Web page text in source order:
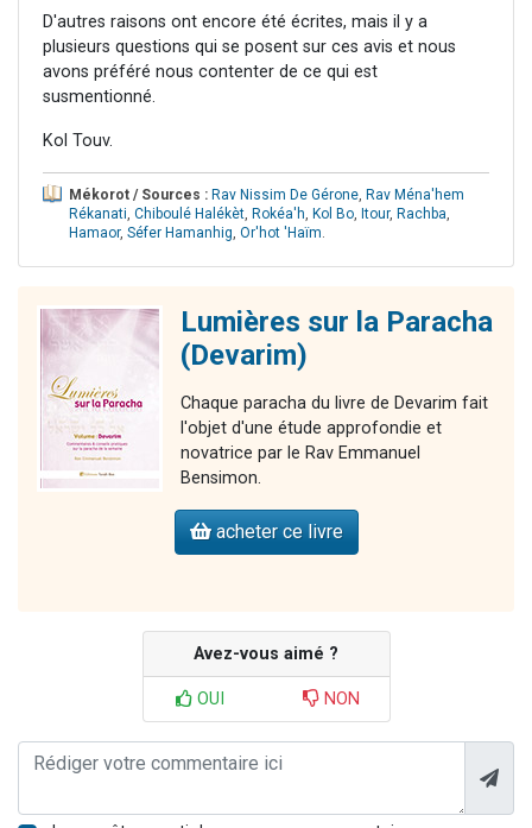
D'autres raisons ont encore été écrites, mais il y a
plusieurs questions qui se posent sur ces avis et nous
avons préféré nous contenter de ce qui est
susmentionné.
Kol Touv.
Mékorot / Sources : Rav Nissim De Gérone, Rav Ména'hem
Rékanati, Chiboulé Halékèt, Rokéa'h, Kol Bo, Itour, Rachba,
Hamaor, Séfer Hamanhig, Or'hot 'Haïm.
Lumières sur la Paracha
(Devarim)
Chaque paracha du livre de Devarim fait
l'objet d'une étude approfondie et
novatrice par le Rav Emmanuel
Bensimon.
acheter ce livre
Avez-vous aimé ?
OUI NON